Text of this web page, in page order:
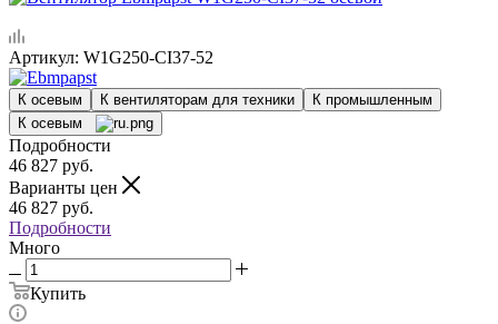
Артикул: W1G250-CI37-52
К осевым К вентиляторам для техники
К промышленным
К осевым
Подробности
46 827 руб.
Варианты цен
46 827 руб.
Подробности
Много
Купить